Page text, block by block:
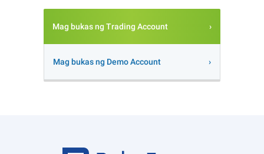
Mag bukas ng Trading Account
Mag bukas ng Demo Account